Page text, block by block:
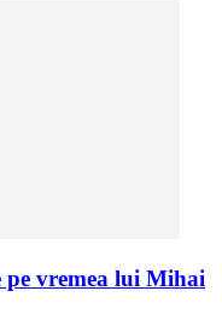
pe vremea lui Mihai